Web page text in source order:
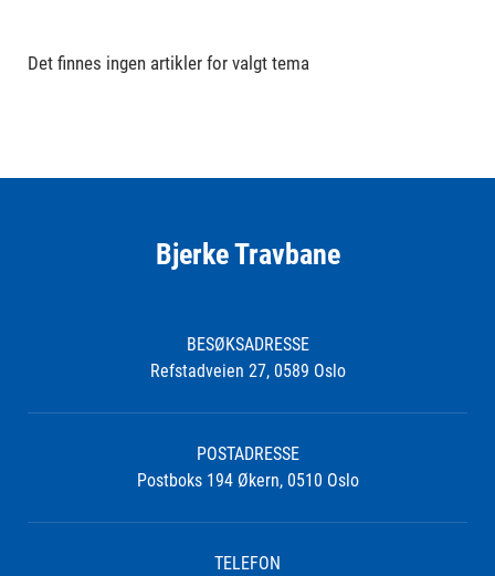
Det finnes ingen artikler for valgt tema
Bjerke Travbane
BESØKSADRESSE
Refstadveien 27, 0589 Oslo
POSTADRESSE
Postboks 194 Økern, 0510 Oslo
TELEFON